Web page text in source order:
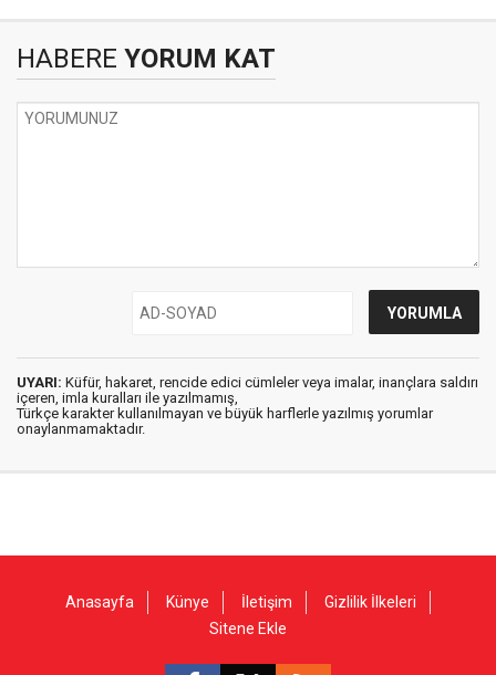
HABERE YORUM KAT
UYARI: Küfür, hakaret, rencide edici cümleler veya imalar, inançlara saldırı
içeren, imla kuralları ile yazılmamış,
Türkçe karakter kullanılmayan ve büyük harflerle yazılmış yorumlar
onaylanmamaktadır.
Anasayfa Künye İletişim
Gizlilik İlkeleri
Sitene Ekle